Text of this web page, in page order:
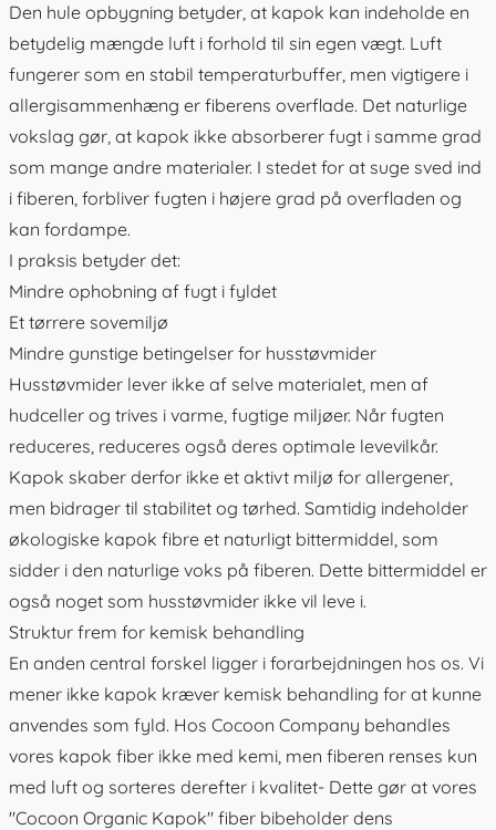
Den hule opbygning betyder, at kapok kan indeholde en
betydelig mængde luft i forhold til sin egen vægt. Luft
fungerer som en stabil temperaturbuffer, men vigtigere i
allergisammenhæng er fiberens overflade. Det naturlige
vokslag gør, at kapok ikke absorberer fugt i samme grad
som mange andre materialer. I stedet for at suge sved ind
i fiberen, forbliver fugten i højere grad på overfladen og
kan fordampe.
I praksis betyder det:
Mindre ophobning af fugt i fyldet
Et tørrere sovemiljø
Mindre gunstige betingelser for husstøvmider
Husstøvmider lever ikke af selve materialet, men af
hudceller og trives i varme, fugtige miljøer. Når fugten
reduceres, reduceres også deres optimale levevilkår.
Kapok skaber derfor ikke et aktivt miljø for allergener,
men bidrager til stabilitet og tørhed. Samtidig indeholder
økologiske kapok fibre et naturligt bittermiddel, som
sidder i den naturlige voks på fiberen. Dette bittermiddel er
også noget som husstøvmider ikke vil leve i.
Struktur frem for kemisk behandling
En anden central forskel ligger i forarbejdningen hos os. Vi
mener ikke kapok kræver kemisk behandling for at kunne
anvendes som fyld. Hos Cocoon Company behandles
vores kapok fiber ikke med kemi, men fiberen renses kun
med luft og sorteres derefter i kvalitet- Dette gør at vores
"Cocoon Organic Kapok" fiber bibeholder dens